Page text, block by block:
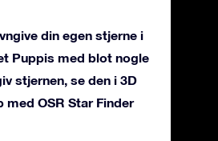
din egen stjerne i
Puppis med blot nogle
stjernen, se den i 3D
med OSR Star Finder